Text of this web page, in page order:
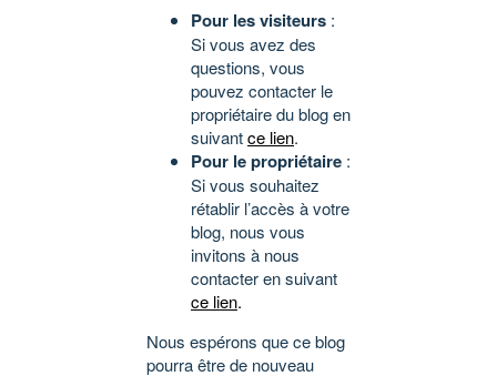
Pour les visiteurs :
Si vous avez des
questions, vous
pouvez contacter le
propriétaire du blog en
suivantce lien.
Pour le propriétaire :
Si vous souhaitez
rétablir l’accès à votre
blog, nous vous
invitons à nous
contacter en suivant
ce lien.
Nous espérons que ce blog
pourra être de nouveau